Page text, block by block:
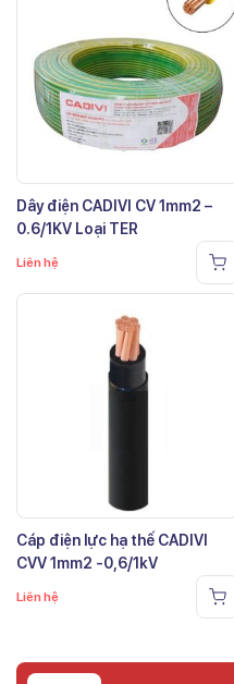
Dây điện CADIVI CV 1mm2 –
0.6/1KV Loại TER
Liên hệ
Cáp điện lực hạ thế CADIVI
CVV 1mm2 -0,6/1kV
Liên hệ